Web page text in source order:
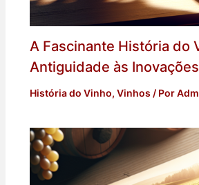
A Fascinante História do
Antiguidade às
História do Vinho, Vinhos / Por